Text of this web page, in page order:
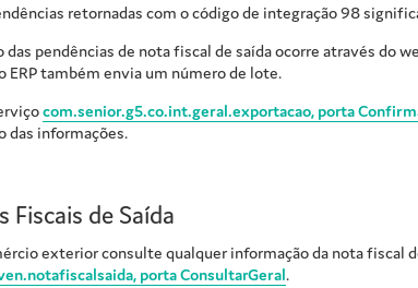
retornadas com o código de integração 98
das pendências de nota fiscal de saída ocorre através do
ERP também envia um número de lote.
com.senior.g5.co.int.geral.exportacao, porta
das informações.
Fiscais de Saída
exterior consulte qualquer informação da nota fiscal
porta ConsultarGeral.